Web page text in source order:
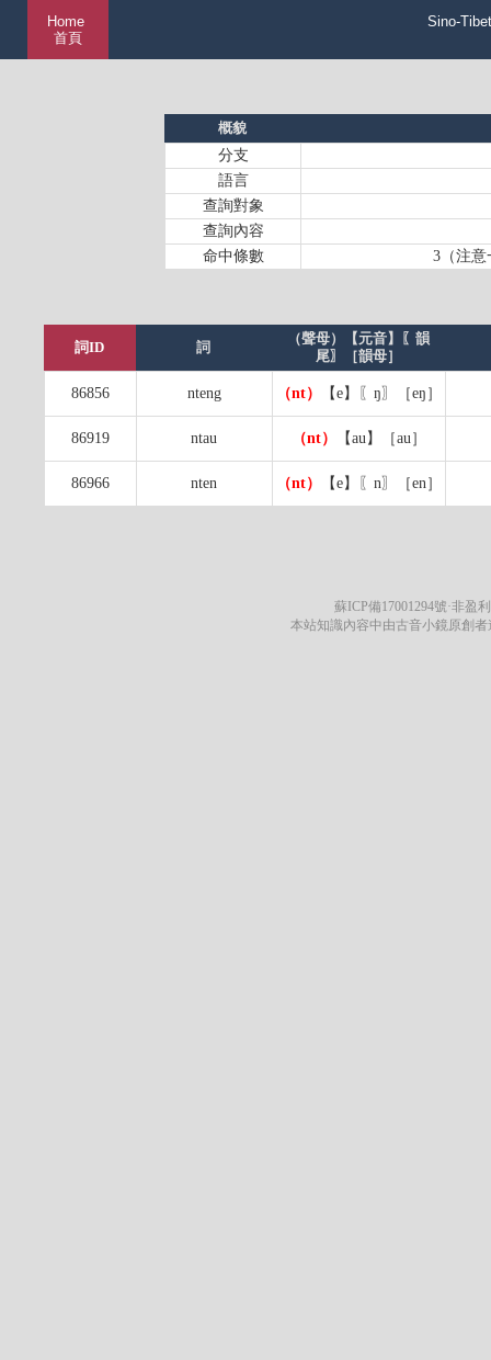
Home
首頁
Sino-
概貌
分支
語言
查詢對象
查詢內容
命中條數
3（注意
詞ID 詞
（聲母）【元音】〖韻
尾〗［韻母］
86856 nteng （nt） 【e】〖ŋ〗［eŋ］
86919 ntau （nt） 【au】［au］
86966 nten （nt） 【e】〖n〗［en］
蘇ICP備17001294號·非盈
本站知識內容中由古音小鏡原創